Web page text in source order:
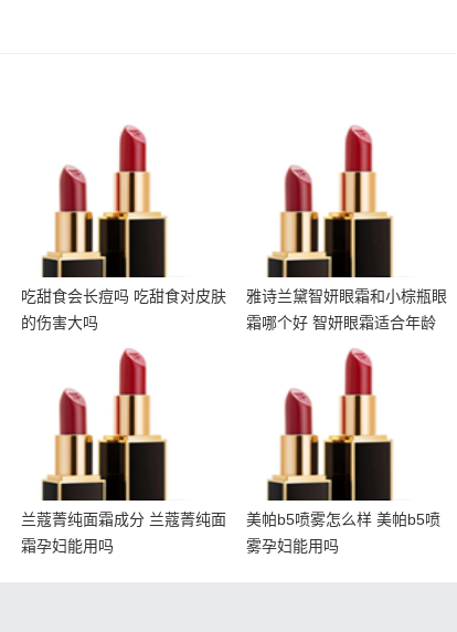
吃甜食会长痘吗 吃甜食对
吃甜食会长痘吗 吃甜食对皮肤
的伤害大吗
雅诗兰黛智妍眼霜和小棕
合年龄
雅诗兰黛智妍眼霜和小棕瓶眼
霜哪个好 智妍眼霜适合年龄
兰蔻菁纯面霜成分 兰蔻菁
兰蔻菁纯面霜成分 兰蔻菁纯面
霜孕妇能用吗
美帕b5喷雾怎么样 美帕b5
美帕b5喷雾怎么样 美帕b5喷
雾孕妇能用吗